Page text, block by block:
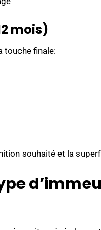
mois)
touche finale:
souhaité et la